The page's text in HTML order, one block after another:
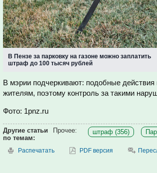
В Пензе за парковку на газоне можно заплатить
штраф до 100 тысяч рублей
В мэрии подчеркивают: подобные
жителям, поэтому контроль за такими
Фото: 1pnz.ru
Другие статьи
по темам:
Прочее: штраф (356)
Распечатать PDF версия